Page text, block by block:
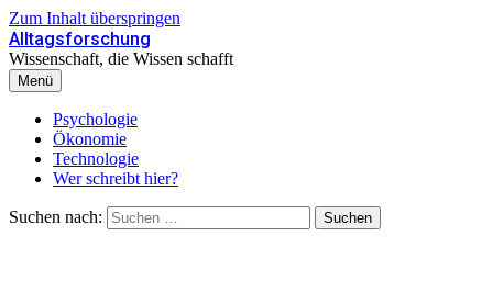
Zum Inhalt überspringen
Alltagsforschung
Wissenschaft, die Wissen schafft
Menü
Psychologie
Ökonomie
Technologie
Wer schreibt hier?
Suchen nach: